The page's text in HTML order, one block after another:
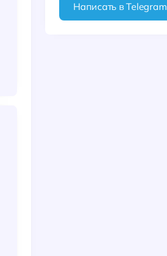
Написать в Telegram